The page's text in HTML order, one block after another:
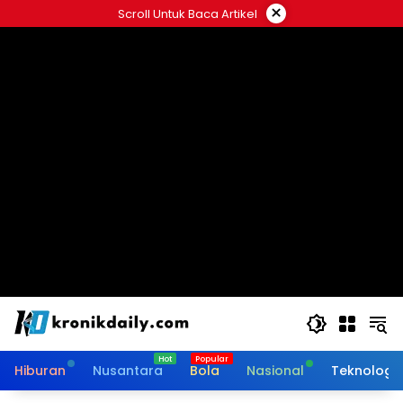
ke
Scroll Untuk Baca Artikel ×
Hiburan Nusantara Bola Nasional Teknologi